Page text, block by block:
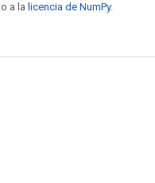
a la licencia de NumPy.